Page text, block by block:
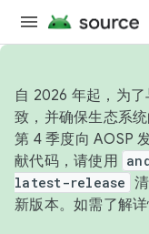
自 2026 年起，为
致，并确保生态系
第 4 季度向 AOSP
献代码，请使用
latest-release
新版本。如需了解